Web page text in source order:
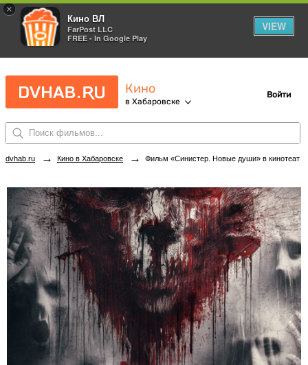
×
Кино ВЛ
FarPost LLC
FREE - In Google Play
VIEW
Кино
в Хабаровске
Войти
dvhab.ru → Кино в Хабаровске → Фильм «Синистер. Новые души» в кинотеатрах Хабаровска. Купить билеты!